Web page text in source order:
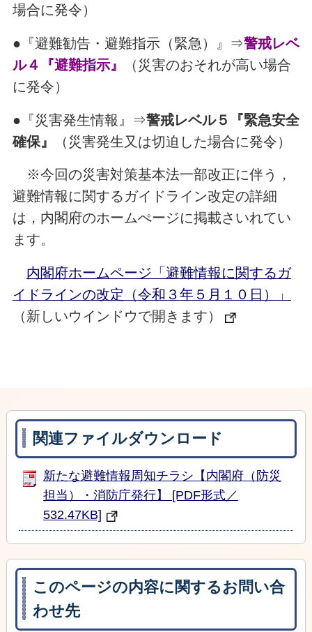
場合に発令）
●『避難勧告・避難指示（緊急）』⇒警戒レベ
ル４『避難指示』
（災害のおそれが高い場合
に発令）
●『災害発生情報』⇒警戒レベル５『緊急安全
確保』
（災害発生又は切迫した場合に発令）
※今回の災害対策基本法一部改正に伴う，
避難情報に関するガイドライン改定の詳細
は，内閣府のホームぺージに掲載さいれてい
ます。
内閣府ホームページ「避難情報に関するガ
イドラインの改定（令和３年５月１０日）」
（新しいウインドウで開きます）
関連ファイルダウンロード
新たな避難情報周知チラシ【内閣府（防災
担当）・消防庁発行】 [PDF形式／
532.47KB]
このページの内容に関するお問い合
わせ先